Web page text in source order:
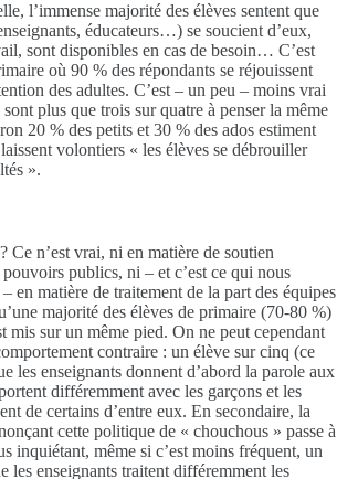
l’immense majorité des élèves sentent que
éducateurs…) se soucient d’eux,
sont disponibles en cas de besoin… C’est
où 90 % des répondants se réjouissent
des adultes. C’est – un peu – moins vrai
plus que trois sur quatre à penser la même
20 % des petits et 30 % des ados estiment
volontiers « les élèves se débrouiller
».
Ce n’est vrai, ni en matière de soutien
publics, ni – et c’est ce qui nous
en matière de traitement de la part des équipes
majorité des élèves de primaire (70-80 %)
mis sur un même pied. On ne peut cependant
contraire : un élève sur cinq (ce
les enseignants donnent d’abord la parole aux
différemment avec les garçons et les
de certains d’entre eux. En secondaire, la
cette politique de « chouchous » passe à
inquiétant, même si c’est moins fréquent, un
les enseignants traitent différemment les